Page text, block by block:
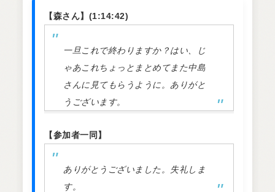
【森さん】(1:14:42)
一旦これで終わりますか？はい、じ
ゃあこれちょっとまとめてまた中島
さんに見てもらうように。ありがと
うございます。
【参加者一同】
ありがとうございました。失礼しま
す。